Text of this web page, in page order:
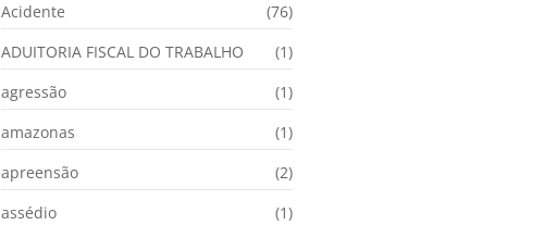
Acidente
(76)
ADUITORIA FISCAL DO TRABALHO
(1)
agressão
(1)
amazonas
(1)
apreensão
(2)
assédio
(1)